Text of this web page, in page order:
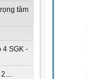
tâm
4 SGK -